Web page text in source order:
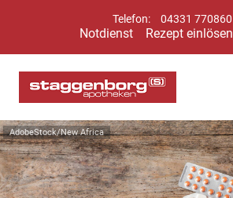
Telefon: 04331 770860
Notdienst Rezept einlösen
AdobeStock/New Africa